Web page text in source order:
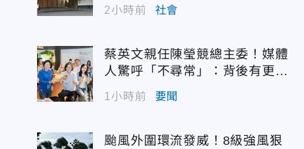
2小時前 社會
蔡英文親任陳瑩競總主委！媒體
人驚呼「不尋常」：背後有更大
盤算
1小時前 要聞
颱風外圍環流發威！8級強風狠